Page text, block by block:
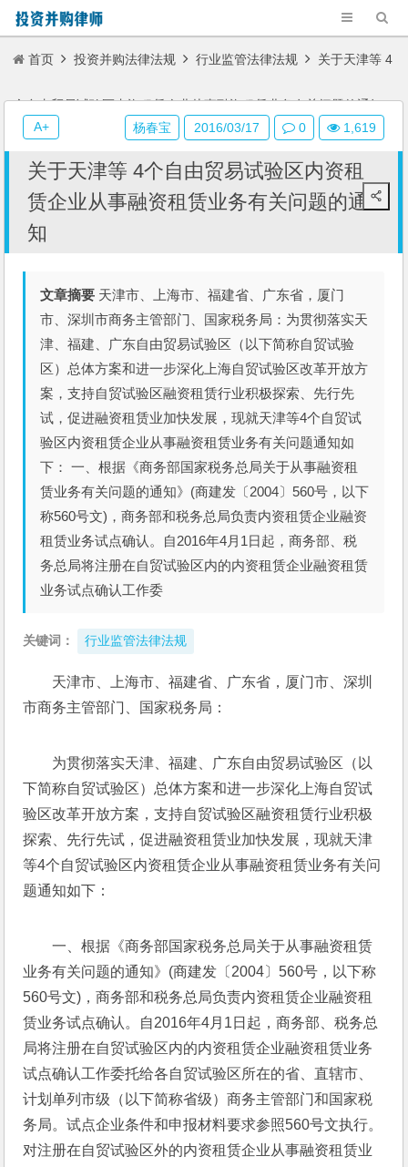
首页 投资并购法律法规 行业监管法律法规 关于天津等 4
个自由贸易试验区内资租赁企业从事融资租赁业务有关问题的通知
关于天津等 4个自由贸易试验区内资租
赁企业从事融资租赁业务有关问题的通
知
文章摘要 天津市、上海市、福建省、广东省，厦门
市、深圳市商务主管部门、国家税务局：为贯彻落实天
津、福建、广东自由贸易试验区（以下简称自贸试验
区）总体方案和进一步深化上海自贸试验区改革开放方
案，支持自贸试验区融资租赁行业积极探索、先行先
试，促进融资租赁业加快发展，现就天津等4个自贸试
验区内资租赁企业从事融资租赁业务有关问题通知如
下： 一、根据《商务部国家税务总局关于从事融资租
赁业务有关问题的通知》(商建发〔2004〕560号，以下
称560号文)，商务部和税务总局负责内资租赁企业融资
租赁业务试点确认。自2016年4月1日起，商务部、税
务总局将注册在自贸试验区内的内资租赁企业融资租赁
业务试点确认工作委
关键词： 行业监管法律法规
天津市、上海市、福建省、广东省，厦门市、深圳
市商务主管部门、国家税务局：
为贯彻落实天津、福建、广东自由贸易试验区（以
下简称自贸试验区）总体方案和进一步深化上海自贸试
验区改革开放方案，支持自贸试验区融资租赁行业积极
探索、先行先试，促进融资租赁业加快发展，现就天津
等4个自贸试验区内资租赁企业从事融资租赁业务有关问
题通知如下：
一、根据《商务部国家税务总局关于从事融资租赁
业务有关问题的通知》(商建发〔2004〕560号，以下称
560号文)，商务部和税务总局负责内资租赁企业融资租
赁业务试点确认。自2016年4月1日起，商务部、税务总
局将注册在自贸试验区内的内资租赁企业融资租赁业务
试点确认工作委托给各自贸试验区所在的省、直辖市、
计划单列市级（以下简称省级）商务主管部门和国家税
务局。试点企业条件和申报材料要求参照560号文执行。
对注册在自贸试验区外的内资租赁企业从事融资租赁业
杨春宝 2016/03/17 0 1,619
A+